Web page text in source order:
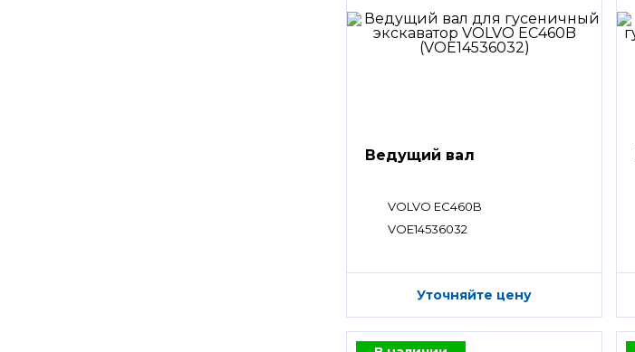
Ведущий вал
VOLVO EC460B
VOE14536032
Уточняйте цену